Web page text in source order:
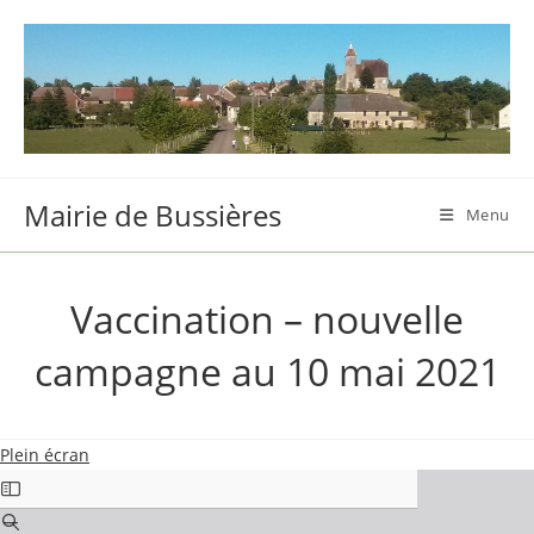
content
Mairie de Bussières Menu
Vaccination – nouvelle
campagne au 10 mai 2021
Plein écran
Aller
au